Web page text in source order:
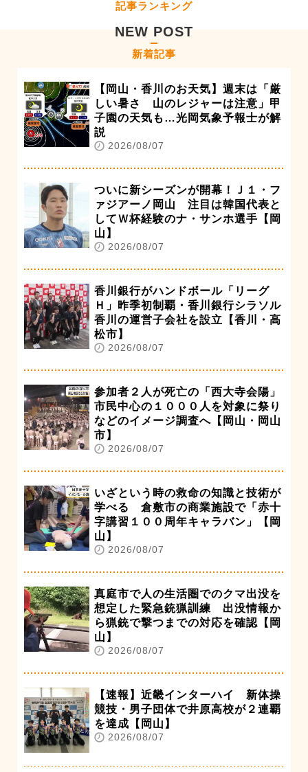
記事ランキング
NEW POST
新着記事
【岡山・香川のお天気】週末は「厳
しい暑さ 山のレジャーは注意」甲
子園の天気も…光岡気象予報士が解
説
2026/08/07
ついに新シーズンが開幕！Ｊ１・フ
ァジアーノ岡山 注目は韓国代表と
してＷ杯経験のナ・サンホ選手【岡
山】
2026/08/07
香川銀行がハンドボール「リーグ
Ｈ」昨季初制覇・香川銀行シラソル
香川の運営子会社を設立【香川・高
松市】
2026/08/07
参加者２人が死亡の「西大寺会陽」
市民中心の１０００人を対象に祭り
などのイメージ調査へ【岡山・岡山
市】
2026/08/07
いざという時の救命の知識と技術が
学べる 倉敷市の商業施設で「赤十
字講習１００周年キャラバン」【岡
山】
2026/08/07
真庭市で人の生活圏でのクマ出没を
想定した緊急銃猟訓練 出没情報か
ら猟銃で撃つまでの対応を確認【岡
山】
2026/08/07
【速報】近畿インターハイ 新体操
競技・男子団体で井原高校が２連覇
を達成【岡山】
2026/08/07